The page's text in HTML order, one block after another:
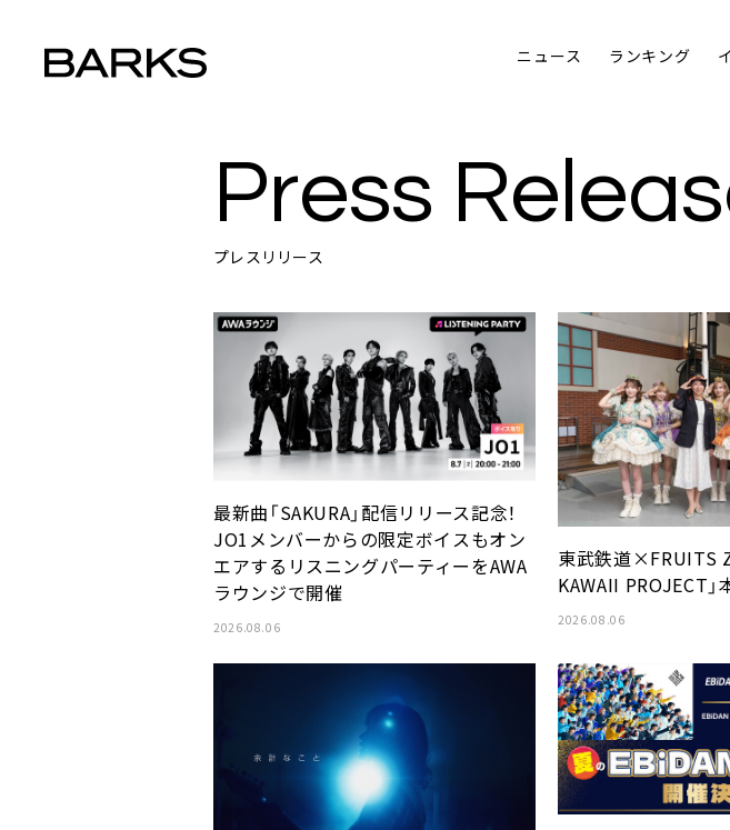
ニュース ランキング
Press
プレスリリース
最新曲「SAKURA」配信リリース記念！
JO1メンバーからの限定ボイスもオン
エアするリスニングパーティーをAWA
ラウンジで開催
2026.08.06
東武鉄道×FRUITS
KAWAII PROJECT」
2026.08.06